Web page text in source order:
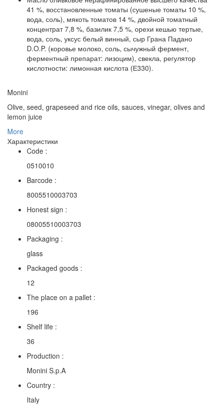
41 %, восстановленные томаты (сушеные томаты 10 %,
вода, соль), мякоть томатов 14 %, двойной томатный
концентрат 7,8 %, базилик 7,5 %, орехи кешью тертые,
вода, соль, уксус белый винный, сыр Грана Падано
D.O.P. (коровье молоко, соль, сычужный фермент,
ферментный препарат: лизоцим), свекла, регулятор
кислотности: лимонная кислота (Е330).
Monini
Olive, seed, grapeseed and rice oils, sauces, vinegar, olives and
lemon juice
More
Характеристики
Code :
0510010
Barcode :
8005510003703
Honest sign :
08005510003703
Packaging :
glass
Packaged goods :
12
The place on a pallet :
196
Shelf life :
36
Production :
Monini S.p.A
Country :
Italy